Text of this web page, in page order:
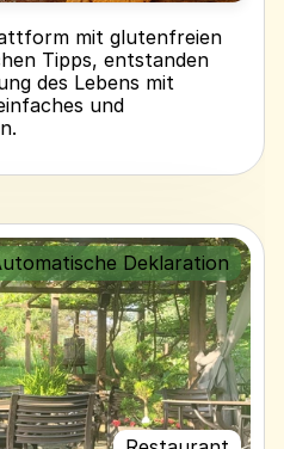
mit glutenfreien
Tipps, entstanden
des Lebens mit
und
Deklaration